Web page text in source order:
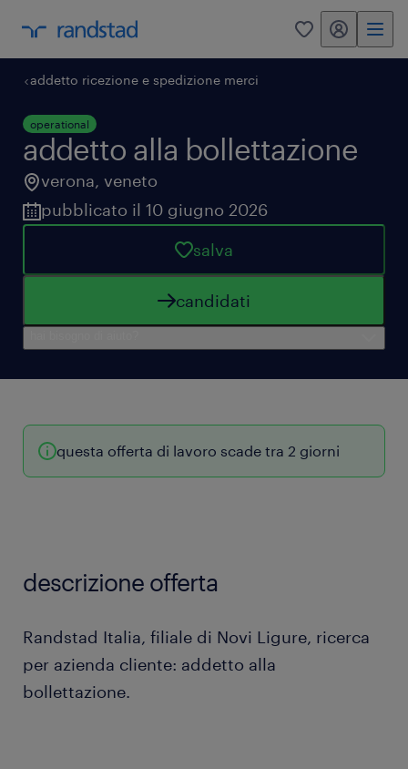
0 my randstad
addetto ricezione e spedizione merci
operational
addetto alla bollettazione
verona, veneto
pubblicato il 10 giugno 2026
salva
candidati
questa offerta di lavoro scade tra 2 giorni
descrizione offerta
Randstad Italia, filiale di Novi Ligure, ricerca
per azienda cliente: addetto alla
bollettazione.